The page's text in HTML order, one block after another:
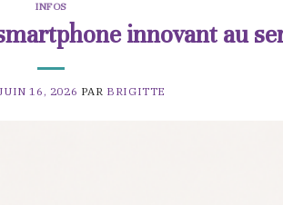
INFOS
innovant au
16, 2026 PAR BRIGITTE